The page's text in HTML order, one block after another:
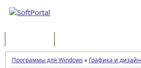
Программы для Windows » Графика и дизайн